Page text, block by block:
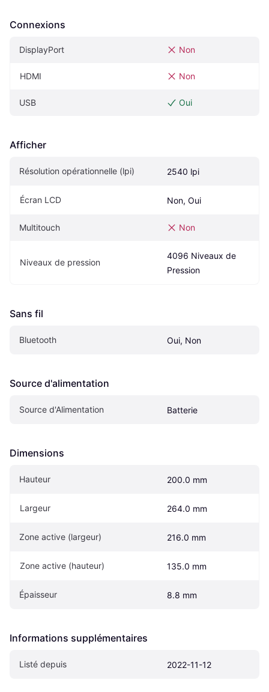
Connexions
DisplayPort Non
HDMI Non
USB Oui
Afficher
Résolution opérationnelle (lpi) 2540 lpi
Écran LCD Non, Oui
Multitouch Non
Niveaux de pression
4096 Niveaux de
Pression
Sans fil
Bluetooth Oui, Non
Source d'alimentation
Source d'Alimentation Batterie
Dimensions
Hauteur 200.0 mm
Largeur 264.0 mm
Zone active (largeur) 216.0 mm
Zone active (hauteur) 135.0 mm
Épaisseur 8.8 mm
Informations supplémentaires
Listé depuis 2022-11-12